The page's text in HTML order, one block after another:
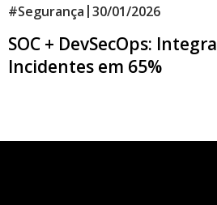
#Segurança |30/01/2026
SOC + DevSecOps:
Incidentes em 65%